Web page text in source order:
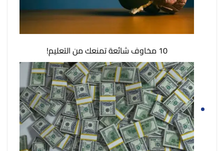
10 مخاوف شائعة تمنعك من التعليم!